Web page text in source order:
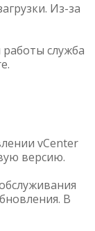
Из-за
работы служба
vCenter
версию.
В